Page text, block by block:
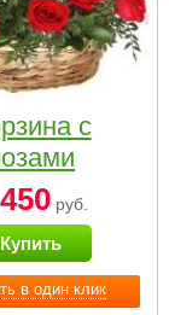
в один клик
с
руб.
Купить